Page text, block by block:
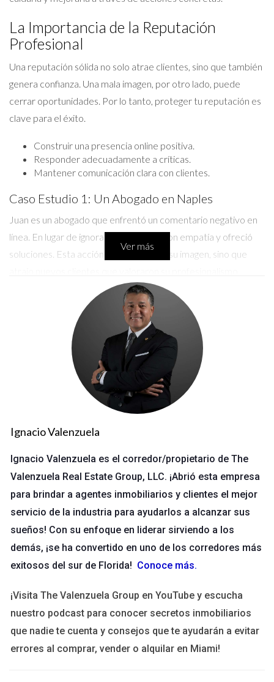
La Importancia de la Reputación
Profesional
Una reputación sólida no solo atrae clientes, sino que también
genera confianza. Una mala imagen, por otro lado, puede
cerrar oportunidades. Por lo tanto, proteger tu reputación es
clave para el éxito.
Construir una presencia online positiva.
Responder adecuadamente a críticas.
Mantener comunicación clara con clientes.
Caso Estudio 1: Un Abogado en Naples
Juan es un abogado que enfrentó un comentario negativo en
línea. En lugar de ignorarlo, respondió con empatía y ofreció
soluciones. Esta acción no solo mejoró su imagen, sino que
La forma en que manejas las críticas puede definir
Caso Estudio 2: Un Negocio Familiar en Ave
María tiene un restaurante y recibió reseñas mixtas. Decidió
hacer encuestas entre los clientes para entender sus
servicio, sino que también ganó lealtad de sus clientes.
No subestimes el poder del feedback; escuchar a
tus clientes es crucial.
Caso Estudio 3: Un Consultor de Marketing
Carlos es consultor y tuvo algunos proyectos fallidos al
principio. En vez de esconderse, fue transparente sobre sus
clientes que apreciaron su sinceridad.
Ser honesto acerca de tus desafíos te hace más
accesible a los demás.
Ver más
Ignacio Valenzuela
Ignacio Valenzuela es el corredor/propietario de The
Valenzuela Real Estate Group, LLC. ¡Abrió esta empresa
para brindar a agentes inmobiliarios y clientes el mejor
servicio de la industria para ayudarlos a alcanzar sus
sueños! Con su enfoque en liderar sirviendo a los
demás, ¡se ha convertido en uno de los corredores más
exitosos del sur de Florida! Conoce más.
¡Visita The Valenzuela Group en YouTube y escucha
nuestro podcast para conocer secretos inmobiliarios
que nadie te cuenta y consejos que te ayudarán a evitar
errores al comprar, vender o alquilar en Miami!